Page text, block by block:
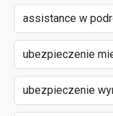
assistance w
ubezpieczenie
ubezpieczenie